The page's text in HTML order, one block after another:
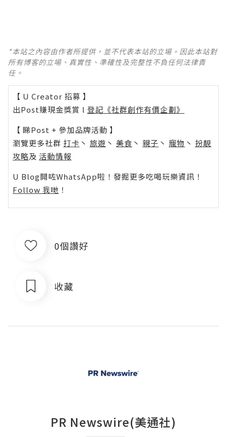
*本站之內容由作者所提供，並不代表本站的立場。因此本站對
所有博客的立場、真實性、準確性及完整性不負任何法律責
任。
【 U Creator 招募 】
出Post賺現金獎賞 l 登記《社群創作有價企劃》
【 睇Post + 參加品牌活動 】
瀏覽更多社群 打卡 丶 旅遊 丶 美食 丶 親子 丶 寵物 丶 扮靚
攻略及 活動情報
U Blog開咗WhatsApp啦！發掘更多吃喝玩樂資訊！
Follow 我哋 ！
0個讚好
收藏
PR Newswire(美通社)